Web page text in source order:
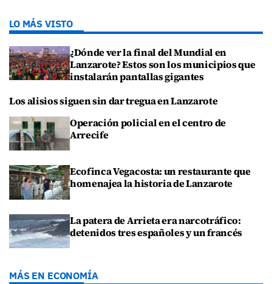
LO MÁS VISTO
¿Dónde ver la final del Mundial en
Lanzarote? Estos son los municipios que
instalarán pantallas gigantes
Los alisios siguen sin dar tregua en Lanzarote
Operación policial en el centro de
Arrecife
Ecofinca Vegacosta: un restaurante que
homenajea la historia de Lanzarote
La patera de Arrieta era narcotráfico:
detenidos tres españoles y un francés
MÁS EN ECONOMÍA